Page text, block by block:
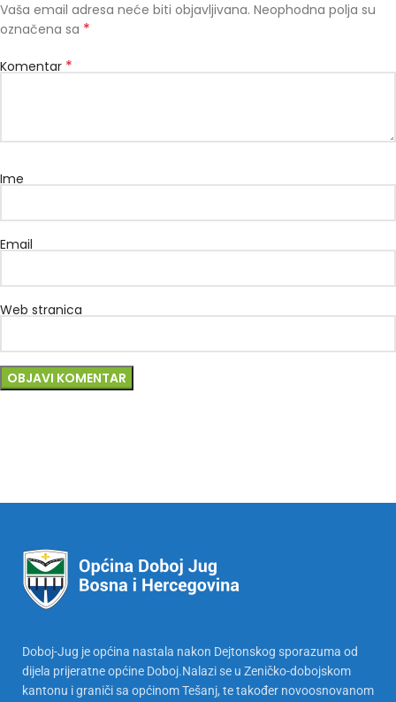
Vaša email adresa neće biti objavljivana. Neophodna polja su
označena sa *
Komentar *
Ime
Email
Web stranica
Doboj-Jug je općina nastala nakon Dejtonskog sporazuma od
dijela prijeratne općine Doboj.Nalazi se u Zeničko-dobojskom
kantonu i graniči sa općinom Tešanj, te također novoosnovanom